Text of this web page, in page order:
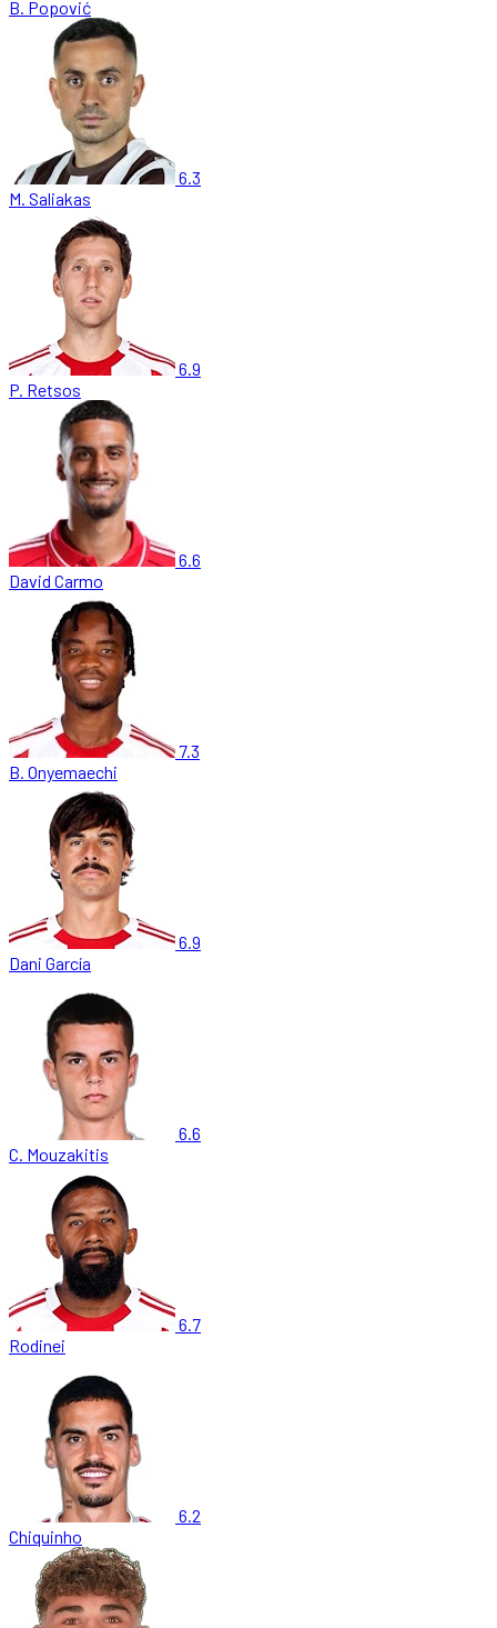
B. Popović
6.3
M. Saliakas
6.9
P. Retsos
6.6
David Carmo
7.3
B. Onyemaechi
6.9
Dani García
6.6
C. Mouzakitis
6.7
Rodinei
6.2
Chiquinho